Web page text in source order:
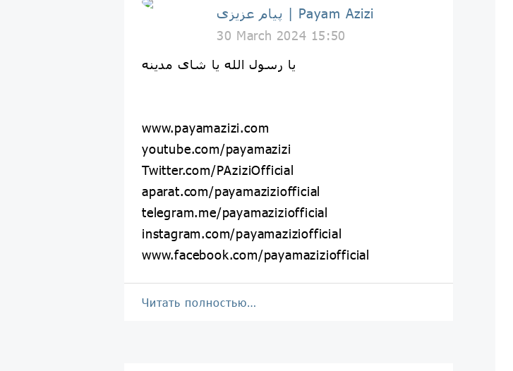
پیام عزیزی | Payam Azizi
30 March 2024 15:50
یا رسول الله یا شای مدینه
www.payamazizi.com
youtube.com/payamazizi
Twitter.com/PAziziOfficial
aparat.com/payamaziziofficial
telegram.me/payamaziziofficial
instagram.com/payamaziziofficial
www.facebook.com/payamaziziofficial
Читать полностью…